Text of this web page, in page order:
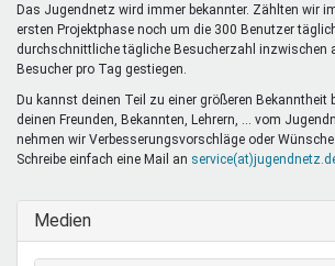
Das Jugendnetz wird immer bekannter. Zählten wir
ersten Projektphase noch um die 300 Benutzer
durchschnittliche tägliche Besucherzahl inzwischen
Besucher pro Tag gestiegen.
Du kannst deinen Teil zu einer größeren Bekanntheit
deinen Freunden, Bekannten, Lehrern, ... vom
nehmen wir Verbesserungsvorschläge oder Wünsche
Schreibe einfach eine Mail an
Medien